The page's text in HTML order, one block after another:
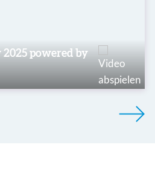
powered by